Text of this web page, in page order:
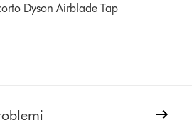
Dyson Airblade Tap